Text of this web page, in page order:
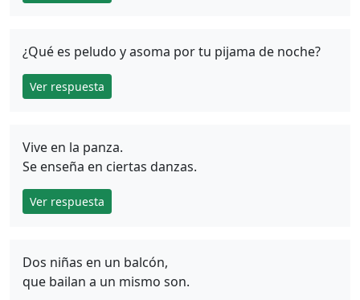
¿Qué es peludo y asoma por tu pijama de noche?
Ver respuesta
Vive en la panza.
Se enseña en ciertas danzas.
Ver respuesta
Dos niñas en un balcón,
que bailan a un mismo son.